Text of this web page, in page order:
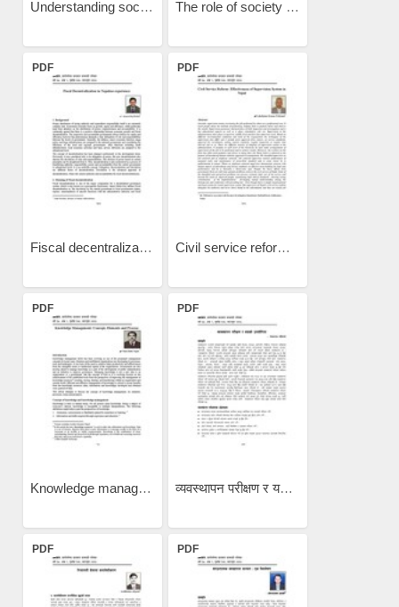
Understanding social... The role of society in...
PDF
Fiscal decentralization in...
PDF
Civil service reform:...
PDF
Knowledge management:...
PDF
व्यवस्थापन परीक्षण र यसको...
PDF PDF